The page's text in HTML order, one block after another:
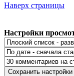
Наверх страницы
Настройки